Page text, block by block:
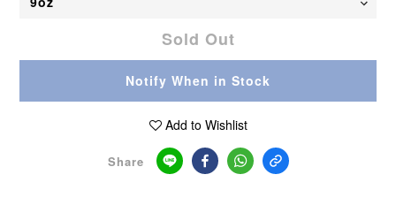
Sold Out
Notify When in Stock
Add to Wishlist
Share